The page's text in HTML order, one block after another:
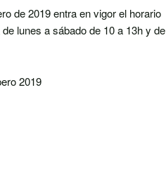
de 2019 entra en vigor el horario
lunes a sábado de 10 a 13h y de
2019